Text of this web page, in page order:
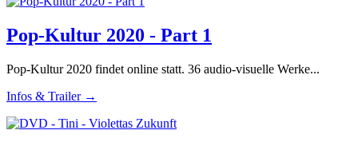
Pop-Kultur 2020 - Part 1
Pop-Kultur 2020 findet online statt. 36 audio-visuelle Werke...
Infos & Trailer →